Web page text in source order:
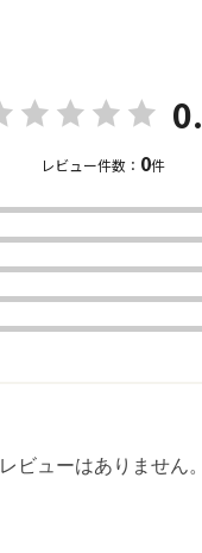
レビュー件数： 0件
レビューはありません。